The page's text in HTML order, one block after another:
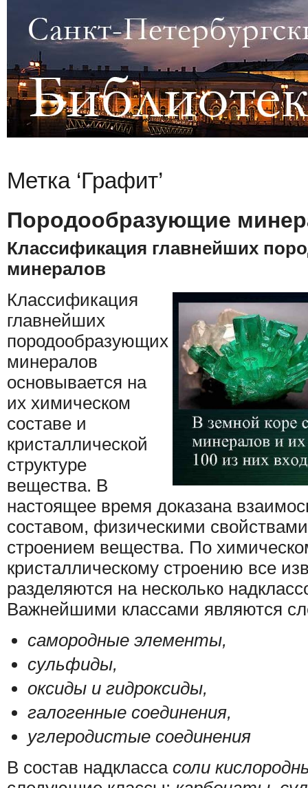
Метка ‘Графит’
Породообразующие
Классификация главнейших
минералов
Классификация
главнейших
породообразующих
минералов
основывается на
их хими­ческом
составе и
кристаллической
структуре
вещества. В
настоящее время доказана
составом, физическими
строением вещества. По
кристаллическому строе­нию все
разделяются на несколько
Важнейшими классами являются
самород­ные элементы,
сульфиды,
оксиды и гидроксиды,
галогенные соеди­нения,
углеродистые соединения
В состав надкласса соли